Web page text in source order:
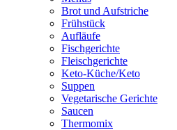
Brot und Aufstriche
Frühstück
Aufläufe
Fischgerichte
Fleischgerichte
Keto-Küche/Keto
Suppen
Vegetarische Gerichte
Saucen
Thermomix